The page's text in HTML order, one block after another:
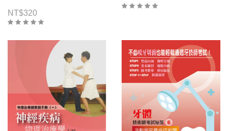
NT$320